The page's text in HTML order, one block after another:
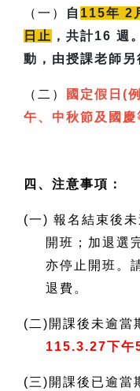
（一） 自 115年 2
日止 ，共計16 週
動，由授課老師另
（二）
國定假日(
午、中秋節及國慶
四、注意事項：
(一) 報名結束後
開班；加退選
亦停止開班。
退費。
( 二)開課後未逾當
115.3.27下午
(三)開課後已逾當